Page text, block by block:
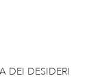
DEI DESIDERI